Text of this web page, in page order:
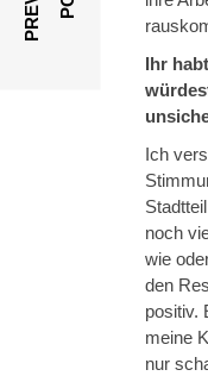
Ihr
Ich
noch
wie
den
positiv.
meine
nur